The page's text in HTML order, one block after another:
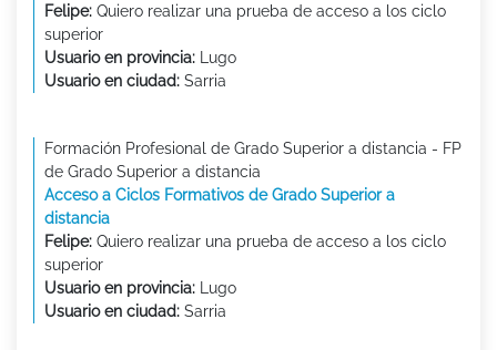
Felipe: Quiero realizar una prueba de acceso a los ciclo
superior
Usuario en provincia: Lugo
Usuario en ciudad: Sarria
Formación Profesional de Grado Superior a distancia - FP
de Grado Superior a distancia
Acceso a Ciclos Formativos de Grado Superior a
distancia
Felipe: Quiero realizar una prueba de acceso a los ciclo
superior
Usuario en provincia: Lugo
Usuario en ciudad: Sarria